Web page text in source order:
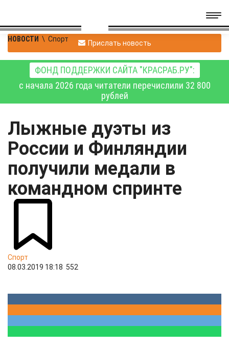
НОВОСТИ \ Спорт Прислать новость
ФОНД ПОДДЕРЖКИ САЙТА "КРАСРАБ.РУ":
с начала 2026 года читатели перечислили 32 800
рублей
Лыжные дуэты из
России и Финляндии
получили медали в
командном спринте
Спорт
08.03.2019 18:18 552